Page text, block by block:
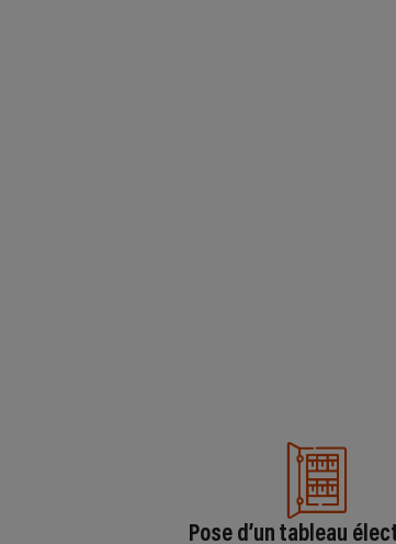
Pose d’un tableau